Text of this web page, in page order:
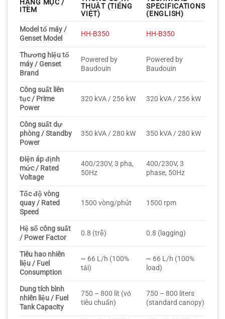
HẠNG MỤC /
ITEM
THUẬT (TIẾNG
VIỆT)
SPECIFICATIONS
(ENGLISH)
Model tổ máy /
Genset Model
HH-B350 HH-B350
Thương hiệu tổ
máy / Genset
Brand
Powered by
Baudouin
Powered by
Baudouin
Công suất liên
tục / Prime
Power
320 kVA / 256 kW 320 kVA / 256 kW
Công suất dự
phòng / Standby
Power
350 kVA / 280 kW 350 kVA / 280 kW
Điện áp định
mức / Rated
Voltage
400/230V, 3 pha,
50Hz
400/230V, 3
phase, 50Hz
Tốc độ vòng
quay / Rated
Speed
1500 vòng/phút 1500 rpm
Hệ số công suất
/ Power Factor
0.8 (trễ) 0.8 (lagging)
Tiêu hao nhiên
liệu / Fuel
Consumption
~ 66 L/h (100%
tải)
~ 66 L/h (100%
load)
Dung tích bình
nhiên liệu / Fuel
Tank Capacity
750 – 800 lít (vỏ
tiêu chuẩn)
750 – 800 liters
(standard canopy)